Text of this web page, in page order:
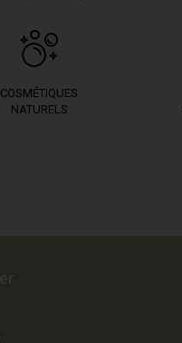
COSMÉTIQUES
NATURELS